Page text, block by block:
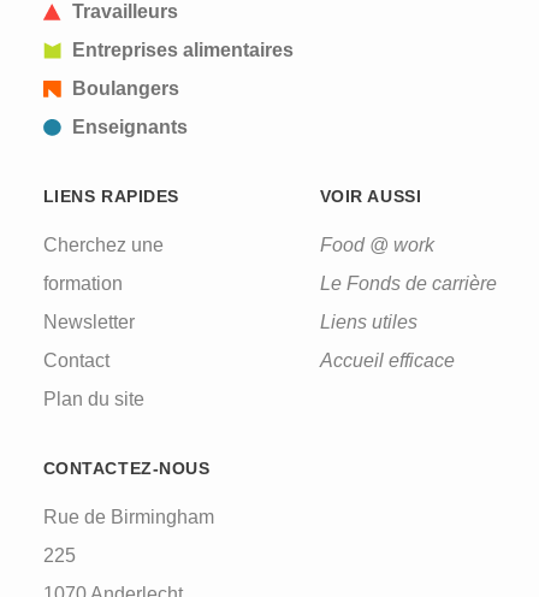
Travailleurs
Entreprises alimentaires
Boulangers
Enseignants
LIENS RAPIDES
Cherchez une
formation
Newsletter
Contact
Plan du site
VOIR AUSSI
Food @ work
Le Fonds de carrière
Liens utiles
Accueil efficace
CONTACTEZ-NOUS
Rue de Birmingham
225